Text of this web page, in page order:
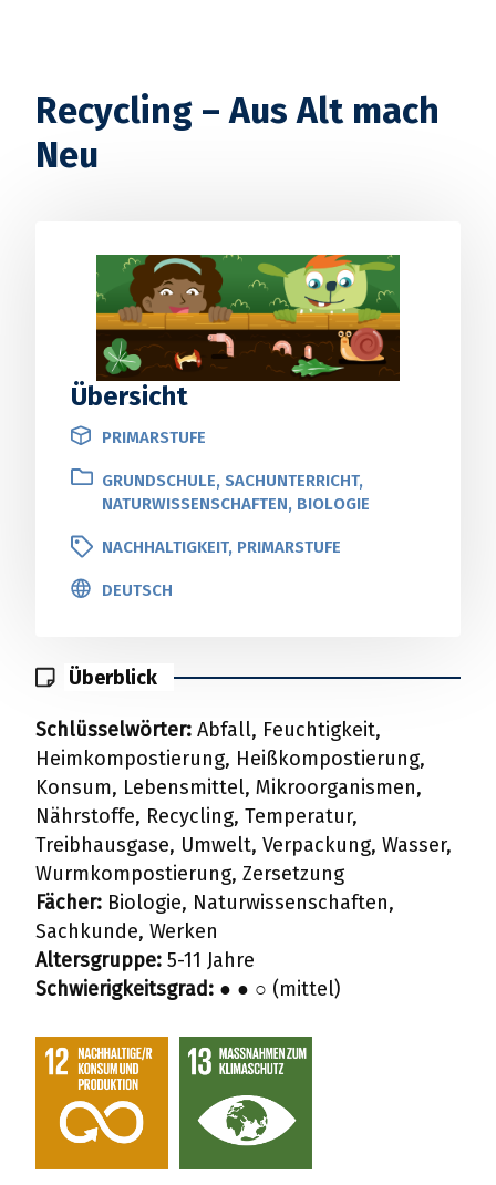
Recycling – Aus Alt mach
Neu
Übersicht
PRIMARSTUFE
GRUNDSCHULE, SACHUNTERRICHT,
NATURWISSENSCHAFTEN, BIOLOGIE
NACHHALTIGKEIT, PRIMARSTUFE
DEUTSCH
Überblick
Schlüsselwörter: Abfall, Feuchtigkeit,
Heimkompostierung, Heißkompostierung,
Konsum, Lebensmittel, Mikroorganismen,
Nährstoffe, Recycling, Temperatur,
Treibhausgase, Umwelt, Verpackung, Wasser,
Wurmkompostierung, Zersetzung
Fächer: Biologie, Naturwissenschaften,
Sachkunde, Werken
Altersgruppe: 5-11 Jahre
Schwierigkeitsgrad: ● ● ○ (mittel)